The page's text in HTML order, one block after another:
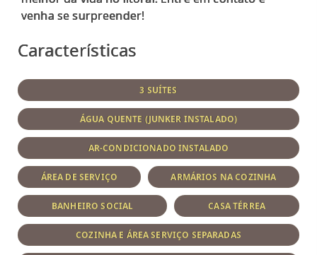
Características
3 SUÍTES
ÁGUA QUENTE (JUNKER INSTALADO)
AR-CONDICIONADO INSTALADO
ÁREA DE SERVIÇO ARMÁRIOS NA COZINHA
BANHEIRO SOCIAL CASA TÉRREA
COZINHA E ÁREA SERVIÇO SEPARADAS